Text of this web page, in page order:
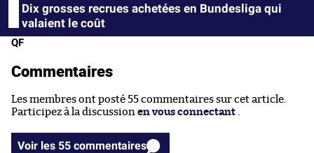
Dix grosses recrues achetées en Bundesliga qui
valaient le coût
QF
Commentaires
Les membres ont posté 55 commentaires sur cet article.
Participez à la discussion en vous connectant
Voir les 55 commentaires